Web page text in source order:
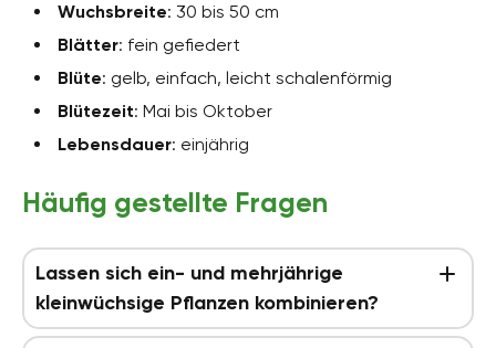
Wuchsbreite: 30 bis 50 cm
Blätter: fein gefiedert
Blüte: gelb, einfach, leicht schalenförmig
Blütezeit: Mai bis Oktober
Lebensdauer: einjährig
Häufig gestellte Fragen
Lassen sich ein- und mehrjährige
kleinwüchsige Pflanzen kombinieren?